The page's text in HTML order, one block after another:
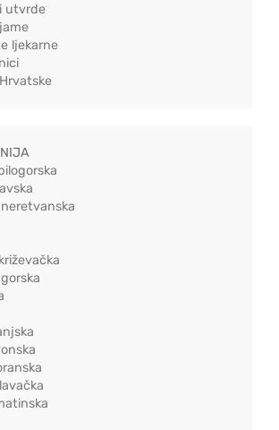
utvrde
ljekarne